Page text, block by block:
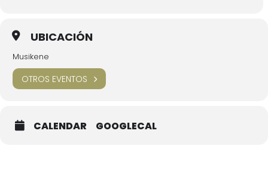
UBICACIÓN
Musikene
OTROS EVENTOS
CALENDAR GOOGLECAL